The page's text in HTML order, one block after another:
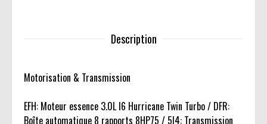
Description
Motorisation & Transmission
EFH: Moteur essence 3.0L I6 Hurricane Twin Turbo / DFR:
Boîte automatique 8 rapports 8HP75 / 5I4: Transmission